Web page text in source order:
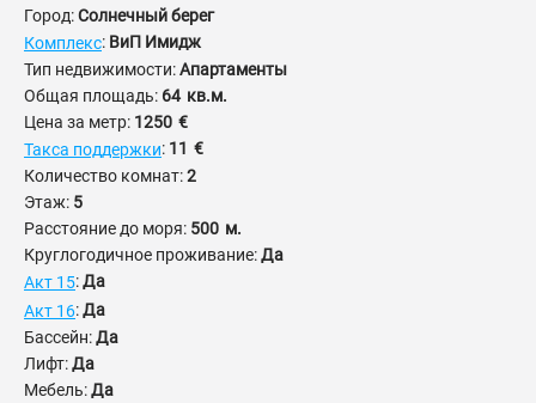
Город:Солнечный берег
Комплекс: ВиП Имидж
Тип недвижимости:Апартаменты
Общая площадь: 64 кв.м.
Цена за метр: 1250 €
Такса поддержки: 11 €
Количество комнат:2
Этаж: 5
Расстояние до моря: 500 м.
Круглогодичное проживание:Да
Акт 15:Да
Акт 16:Да
Бассейн:Да
Лифт:Да
Мебель:Да